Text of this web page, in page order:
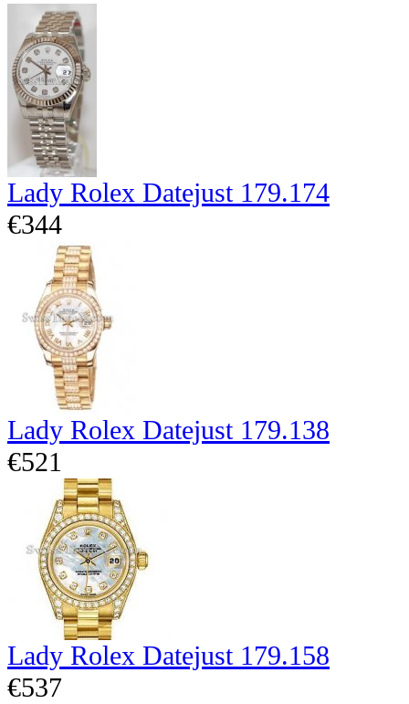
Lady Rolex Datejust 179.174
€344
Lady Rolex Datejust 179.138
€521
Lady Rolex Datejust 179.158
€537